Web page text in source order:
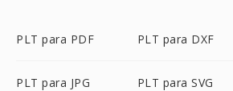
PLT para PDF PLT para DXF
PLT para JPG PLT para SVG